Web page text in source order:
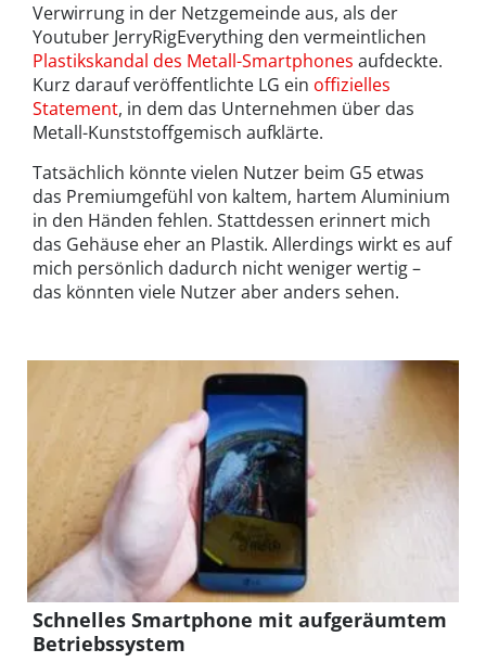
Verwirrung in der Netzgemeinde aus, als der
Youtuber JerryRigEverything den vermeintlichen
Plastikskandal des Metall-Smartphones aufdeckte.
Kurz darauf veröffentlichte LG ein offizielles
Statement, in dem das Unternehmen über das
Metall-Kunststoffgemisch aufklärte.
Tatsächlich könnte vielen Nutzer beim G5 etwas
das Premiumgefühl von kaltem, hartem Aluminium
in den Händen fehlen. Stattdessen erinnert mich
das Gehäuse eher an Plastik. Allerdings wirkt es auf
mich persönlich dadurch nicht weniger wertig –
das könnten viele Nutzer aber anders sehen.
Schnelles Smartphone mit aufgeräumtem
Betriebssystem